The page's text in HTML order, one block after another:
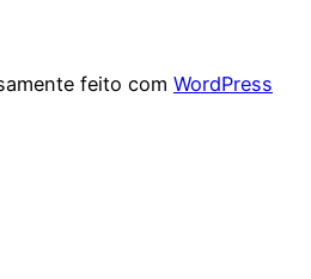
feito com WordPress